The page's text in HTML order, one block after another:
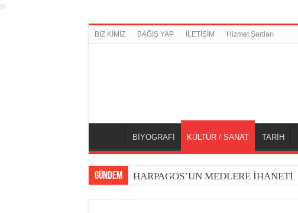
BİZ KİMİZ BAĞIŞ YAP İLETİŞİM Hizmet Şartları
BİYOGRAFİ KÜLTÜR / SANAT TARİH
GÜNDEM HARPAGOS’UN MEDLERE İHANETİ